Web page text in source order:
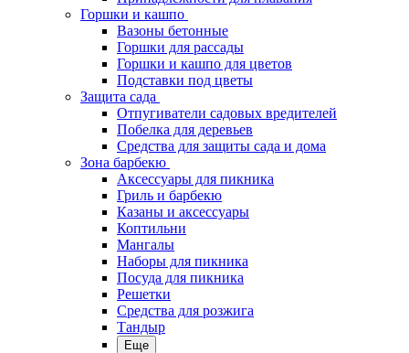
Горшки и кашпо
Вазоны бетонные
Горшки для рассады
Горшки и кашпо для цветов
Подставки под цветы
Защита сада
Отпугиватели садовых вредителей
Побелка для деревьев
Средства для защиты сада и дома
Зона барбекю
Аксессуары для пикника
Гриль и барбекю
Казаны и аксессуары
Коптильни
Мангалы
Наборы для пикника
Посуда для пикника
Решетки
Средства для розжига
Тандыр
Еще